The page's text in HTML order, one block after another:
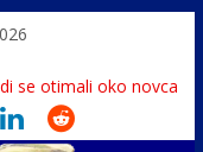
se otimali oko novca
u Rumuniju